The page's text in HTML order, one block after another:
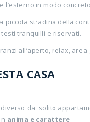
l’esterno in modo concreto
piccola stradina della
tranquilli e riservati.
all’aperto, relax,
CASA
dal solito
anima e carattere